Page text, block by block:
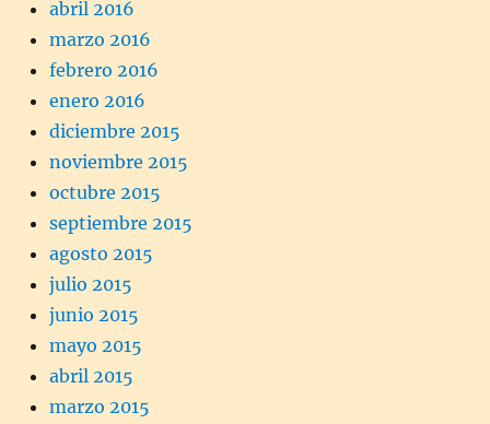
abril 2016
marzo 2016
febrero 2016
enero 2016
diciembre 2015
noviembre 2015
octubre 2015
septiembre 2015
agosto 2015
julio 2015
junio 2015
mayo 2015
abril 2015
marzo 2015